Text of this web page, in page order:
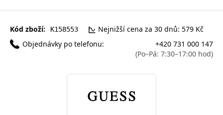
Kód zboží: K158553
Nejnižší cena za 30 dnů: 579 Kč
Objednávky po telefonu:
+420 731 000 147
(Po–Pá: 7:30–17:00 hod)